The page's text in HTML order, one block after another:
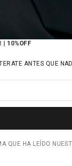
| 10%OFF
ANTES QUE
QUE HA LEÍDO